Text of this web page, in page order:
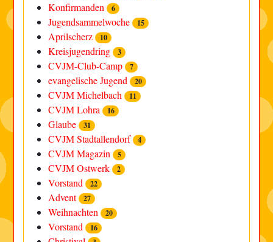
Konfirmanden 6
Jugendsammelwoche 15
Aprilscherz 10
Kreisjugendring 3
CVJM-Club-Camp 7
evangelische Jugend 20
CVJM Michelbach 11
CVJM Lohra 16
Glaube 31
CVJM Stadtallendorf 4
CVJM Magazin 5
CVJM Ostwerk 2
Vorstand 22
Advent 27
Weihnachten 20
Vorstand 16